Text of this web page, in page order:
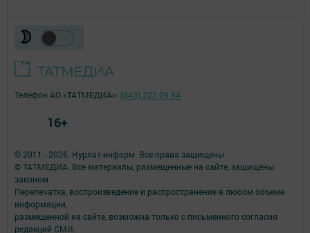
© 2011 - 2026. Нурлат-⁠информ. Все права защищены.
© ТАТМЕДИА. Все материалы, размещенные на сайте, защищены
законом.
Перепечатка, воспроизведение и распространение в любом объеме
информации,
размещенной на сайте, возможна только с письменного согласия
редакций СМИ.
Телефон АО «ТАТМЕДИА»: (843) 222 09 84
16+